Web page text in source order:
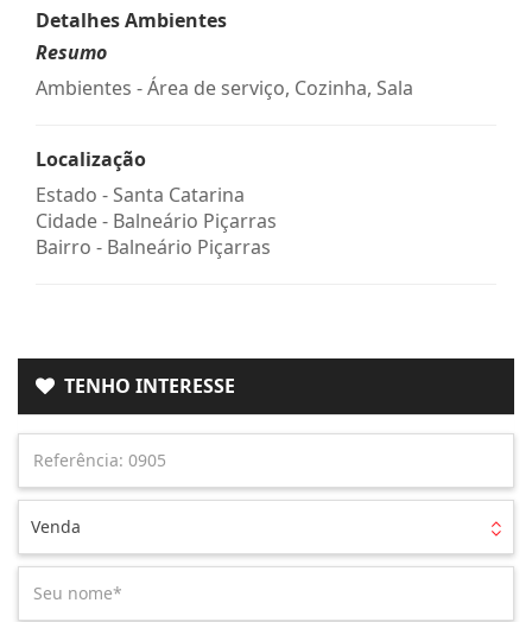
Detalhes Ambientes
Resumo
Ambientes - Área de serviço, Cozinha, Sala
Localização
Estado -Santa Catarina
Cidade - Balneário Piçarras
Bairro - Balneário Piçarras
TENHO INTERESSE
Venda